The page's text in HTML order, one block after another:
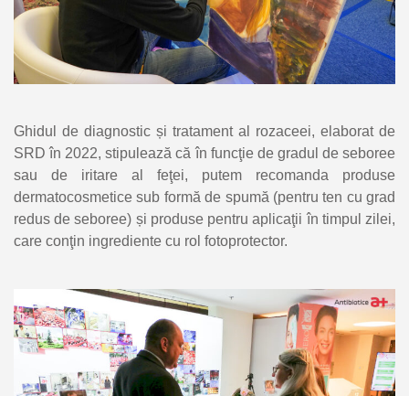
Ghidul de diagnostic și tratament al rozaceei, elaborat de
SRD în 2022, stipulează că în funcţie de gradul de seboree
sau de iritare al feţei, putem recomanda produse
dermatocosmetice sub formă de spumă (pentru ten cu grad
redus de seboree) și produse pentru aplicaţii în timpul zilei,
care conţin ingrediente cu rol fotoprotector.